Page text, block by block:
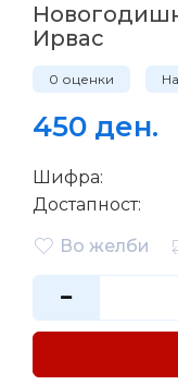
Ирвас
0 оценки
450 ден.
Шифра:
Достапност:
Во желби